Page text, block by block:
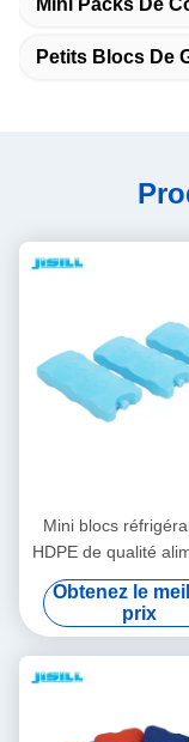
Mini Packs De
Petits Blocs De
Mini blocs
HDPE de qualité
Forme/Couleur/
personnalisables
en 15-20
Obtenez le
prix